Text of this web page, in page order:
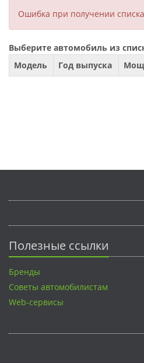
Ошибка при получении
Выберите автомобиль из
Модель
Год выпуска
Полезные ссылки
Бренды
Советы автомобилистам
Web-сервисы